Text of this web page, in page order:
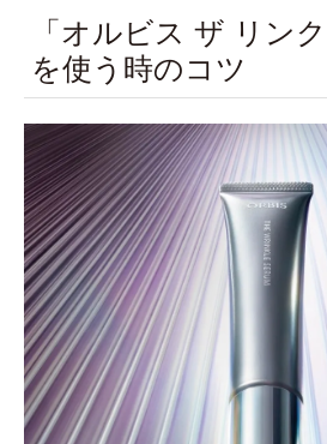
「オルビス ザ リン
を使う時のコツ